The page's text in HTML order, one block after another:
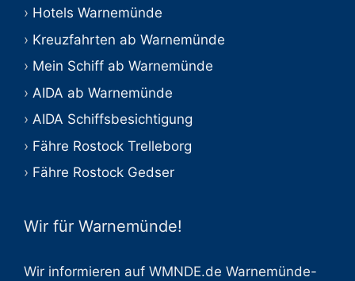
Hotels Warnemünde
Kreuzfahrten ab Warnemünde
Mein Schiff ab Warnemünde
AIDA ab Warnemünde
AIDA Schiffsbesichtigung
Fähre Rostock Trelleborg
Fähre Rostock Gedser
Wir für Warnemünde!
Wir informieren auf WMNDE.de Warnemünde-